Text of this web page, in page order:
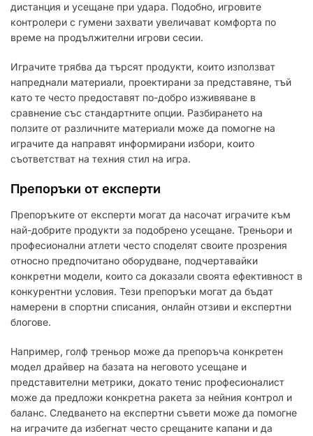
дистанция и усещане при удара. Подобно, игровите
контролери с гумени захвати увеличават комфорта по
време на продължителни игрови сесии.
Играчите трябва да търсят продукти, които използват
напреднали материали, проектирани за представяне, тъй
като те често предоставят по-добро изживяване в
сравнение със стандартните опции. Разбирането на
ползите от различните материали може да помогне на
играчите да направят информирани избори, които
съответстват на техния стил на игра.
Препоръки от експерти
Препоръките от експерти могат да насочат играчите към
най-добрите продукти за подобрено усещане. Треньори и
професионални атлети често споделят своите прозрения
относно предпочитано оборудване, подчертавайки
конкретни модели, които са доказали своята ефективност в
конкурентни условия. Тези препоръки могат да бъдат
намерени в спортни списания, онлайн отзиви и експертни
блогове.
Например, голф треньор може да препоръча конкретен
модел драйвер на базата на неговото усещане и
представителни метрики, докато тенис професионалист
може да предложи конкретна ракета за нейния контрол и
баланс. Следването на експертни съвети може да помогне
на играчите да избегнат често срещаните капани и да